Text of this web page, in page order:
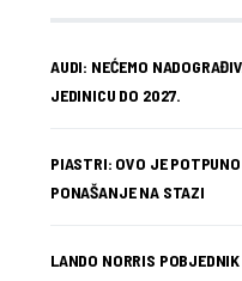
AUDI: NEĆEMO
JEDINICU DO 2027.
PIASTRI: OVO JE
PONAŠANJE NA STAZI
LANDO NORRIS